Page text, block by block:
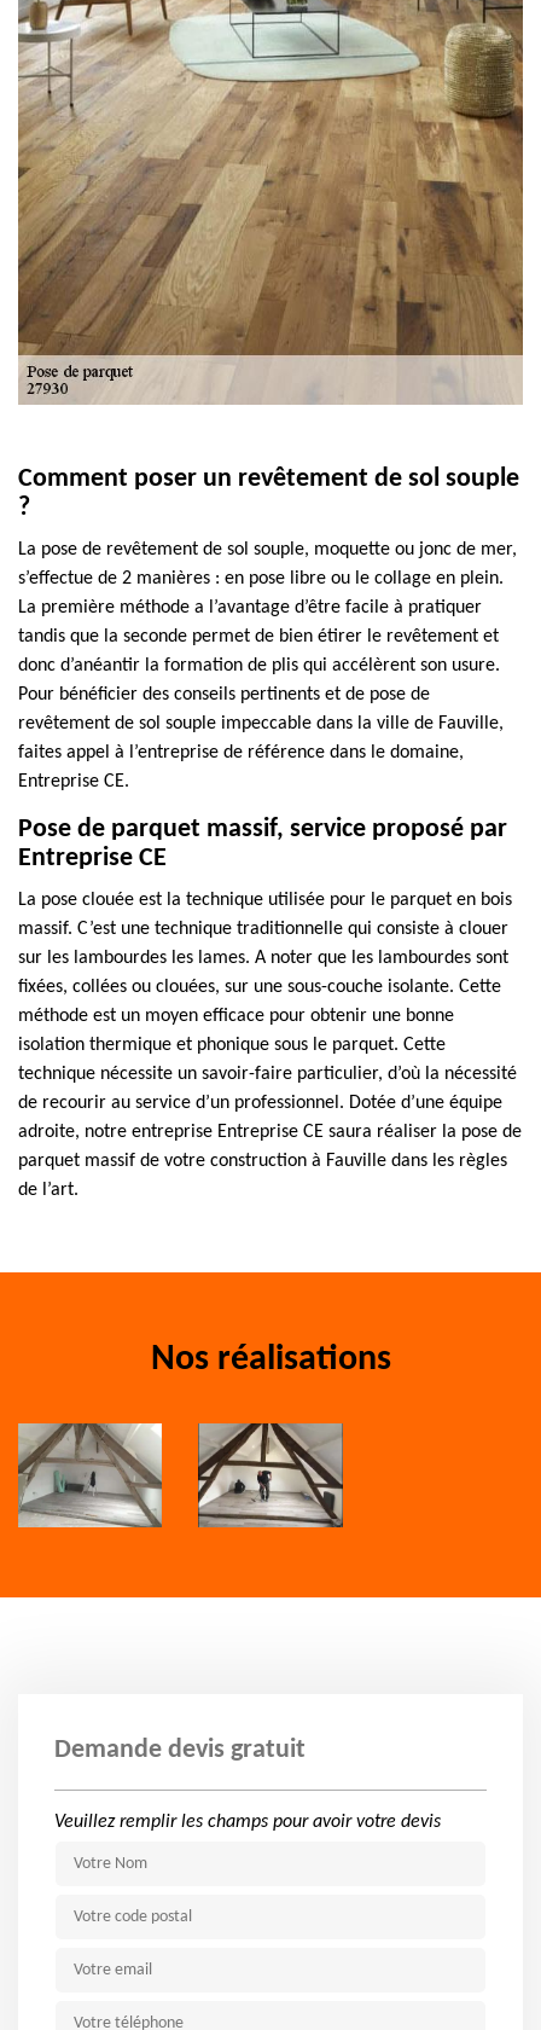
Comment poser un revêtement de sol souple
?
La pose de revêtement de sol souple, moquette ou jonc de mer,
s’effectue de 2 manières : en pose libre ou le collage en plein.
La première méthode a l’avantage d’être facile à pratiquer
tandis que la seconde permet de bien étirer le revêtement et
donc d’anéantir la formation de plis qui accélèrent son usure.
Pour bénéficier des conseils pertinents et de pose de
revêtement de sol souple impeccable dans la ville de Fauville,
faites appel à l’entreprise de référence dans le domaine,
Entreprise CE.
Pose de parquet massif, service proposé par
Entreprise CE
La pose clouée est la technique utilisée pour le parquet en bois
massif. C’est une technique traditionnelle qui consiste à clouer
sur les lambourdes les lames. A noter que les lambourdes sont
fixées, collées ou clouées, sur une sous-couche isolante. Cette
méthode est un moyen efficace pour obtenir une bonne
isolation thermique et phonique sous le parquet. Cette
technique nécessite un savoir-faire particulier, d’où la nécessité
de recourir au service d’un professionnel. Dotée d’une équipe
adroite, notre entreprise Entreprise CE saura réaliser la pose de
parquet massif de votre construction à Fauville dans les règles
de l’art.
Nos réalisations
Demande devis gratuit
Veuillez remplir les champs pour avoir votre devis